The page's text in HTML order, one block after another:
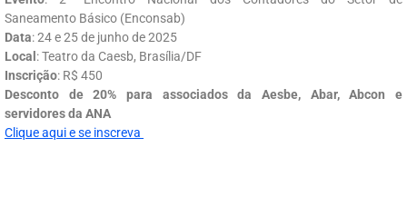
Saneamento Básico (Enconsab)
Data: 24 e 25 de junho de 2025
Local : Teatro da Caesb, Brasília/DF
Inscrição: R$ 450
Desconto de 20% para associados da Aesbe, Abar, Abcon e
servidores da ANA
Clique aqui e se inscreva